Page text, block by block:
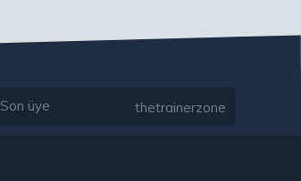
Son üye thetrainerzone